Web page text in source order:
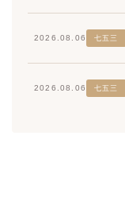
2026.08.06 七五三
2026.08.06 七五三